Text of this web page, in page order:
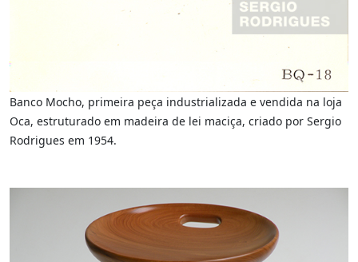
Banco Mocho, primeira peça industrializada e vendida na loja
Oca, estruturado em madeira de lei maciça, criado por Sergio
Rodrigues em 1954.